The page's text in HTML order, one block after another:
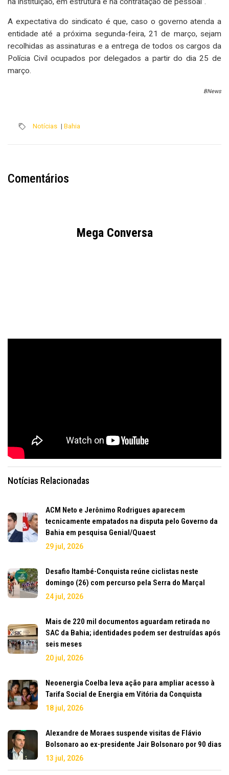
A expectativa do sindicato é que, caso o governo atenda a
entidade até a próxima segunda-feira, 21 de março, sejam
recolhidas as assinaturas e a entrega de todos os cargos da
Polícia Civil ocupados por delegados a partir do dia 25 de
março.
BNews
Notícias | Bahia
Comentários
Mega Conversa
Notícias Relacionadas
ACM Neto e Jerônimo Rodrigues aparecem
tecnicamente empatados na disputa pelo Governo da
Bahia em pesquisa Genial/Quaest
29 jul, 2026
Desafio Itambé-Conquista reúne ciclistas neste
domingo (26) com percurso pela Serra do Marçal
24 jul, 2026
Mais de 220 mil documentos aguardam retirada no
SAC da Bahia; identidades podem ser destruídas após
seis meses
20 jul, 2026
Neoenergia Coelba leva ação para ampliar acesso à
Tarifa Social de Energia em Vitória da Conquista
18 jul, 2026
Alexandre de Moraes suspende visitas de Flávio
Bolsonaro ao ex-presidente Jair Bolsonaro por 90 dias
13 jul, 2026